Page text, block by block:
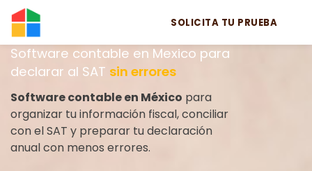
SOLICITA TU PRUEBA
Software contable en Mexico para
declarar al SAT sin errores
Software contable en México para
organizar tu información fiscal, conciliar
con el SAT y preparar tu declaración
anual con menos errores.